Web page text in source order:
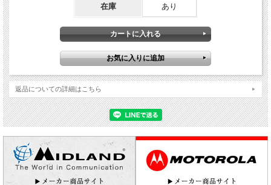
在庫 あり
返品についての詳細はこちら